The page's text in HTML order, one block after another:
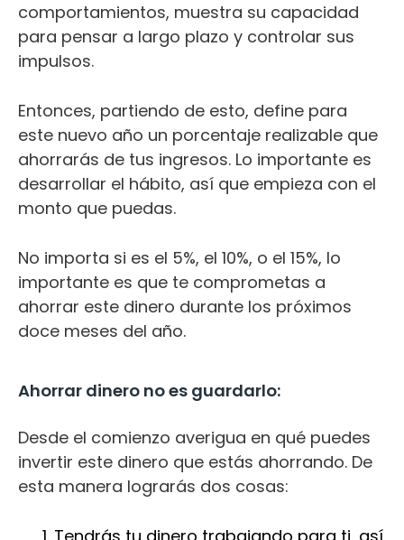
comportamientos, muestra su capacidad
para pensar a largo plazo y controlar sus
impulsos.
Entonces, partiendo de esto, define para
este nuevo año un porcentaje realizable que
ahorrarás de tus ingresos. Lo importante es
desarrollar el hábito, así que empieza con el
monto que puedas.
No importa si es el 5%, el 10%, o el 15%, lo
importante es que te comprometas a
ahorrar este dinero durante los próximos
doce meses del año.
Ahorrar dinero no es guardarlo:
Desde el comienzo averigua en qué puedes
invertir este dinero que estás ahorrando. De
esta manera lograrás dos cosas: